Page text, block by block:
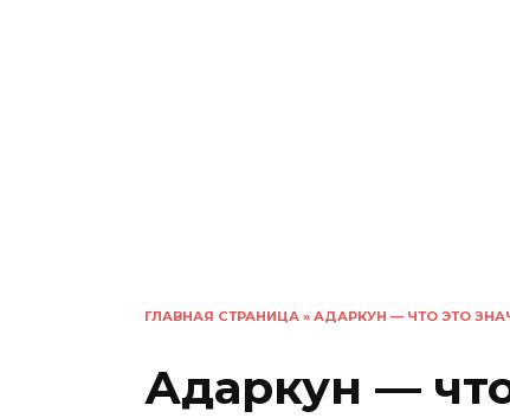
ГЛАВНАЯ СТРАНИЦА » АДАРКУН — ЧТО ЭТО
Адаркун —